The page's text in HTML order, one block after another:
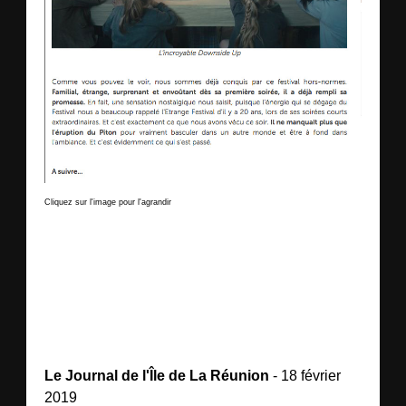
Cliquez sur l'image pour l'agrandir
Le Journal de l'Île de La Réunion - 18 février
2019